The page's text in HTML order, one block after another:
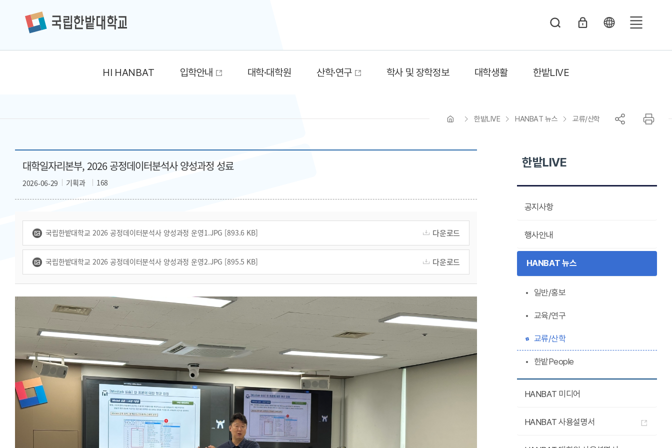
체
HI HANBAT 입학안내 대학·대학원 산학·연구 학사 및 장학정보 대학생활 한밭LIVE
한밭LIVE HANBAT 뉴스 교류/산학
한밭LIVE
공지사항
행사안내
HANBAT 뉴스
일반/홍보
교육/연구
교류/산학
한밭People
HANBAT 미디어
HANBAT 사용설명서
대학일자리본부, 2026 공정데이터분석사 양성과정 성료
기획과 168
2026-06-29
국립한밭대학교 2026 공정데이터분석사 양성과정 운영1.JPG [893.6 KB] 다운로드
국립한밭대학교 2026 공정데이터분석사 양성과정 운영2.JPG [895.5 KB] 다운로드